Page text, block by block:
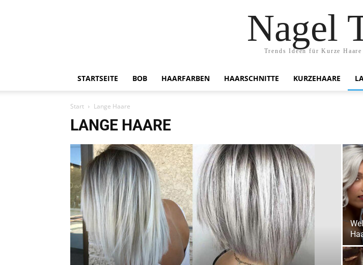
Nagel
Trends Ideen für Kurze
STARTSEITE BOB HAARFARBEN HAARSCHNITTE KURZEHAARE
Start Lange Haare
LANGE HAARE